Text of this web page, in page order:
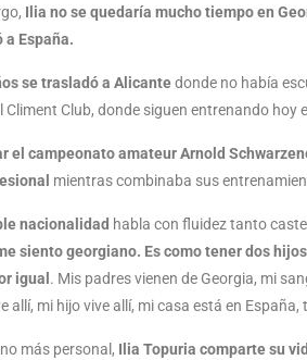
Ilia no se quedaría mucho tiempo en
a España.
se trasladó a Alicantedonde no había
Climent Club, donde siguen entrenando hoy
el campeonato amateur Arnold
mientras combinaba sus
nacionalidad habla con fluidez tanto
siento georgiano. Es como tener dos hijos
igual . Mis padres vienen de Georgia, mi
allí, mi hijo vive allí, mi casa está en
más personal, Ilia Topuria comparte su